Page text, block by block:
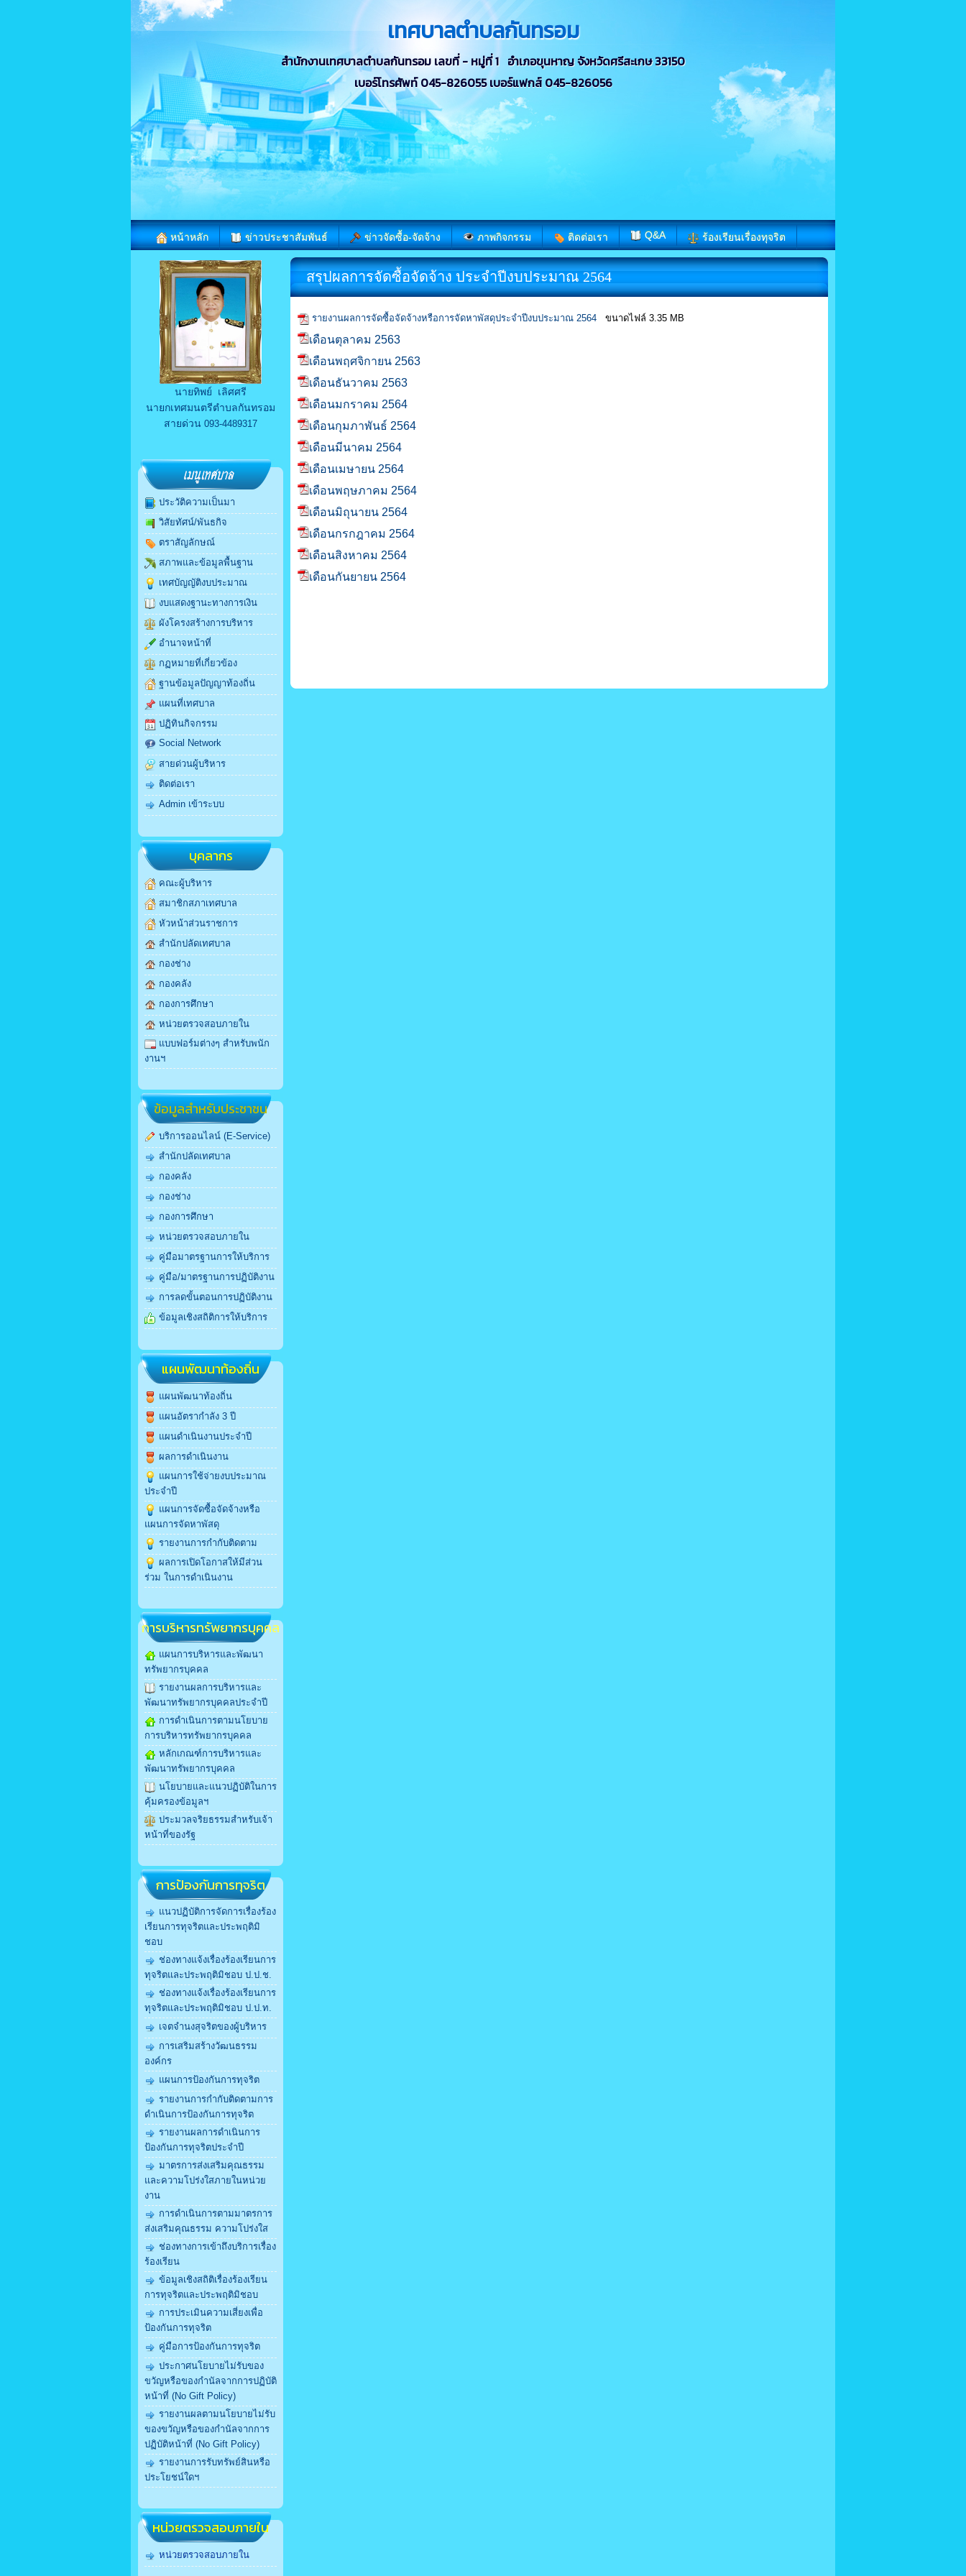
เทศบาลตำบลกันทรอม
สำนักงานเทศบาลตำบลกันทรอม เลขที่ - หมู่ที่ 1 อำเภอขุนหาญ จังหวัดศรีสะเกษ 33150
เบอร์โทรศัพท์ 045-826055 เบอร์แฟกส์ 045-826056
หน้าหลัก ข่าวประชาสัมพันธ์ ข่าวจัดซื้อ-จัดจ้าง ภาพกิจกรรม ติดต่อเรา Q&A ร้องเรียนเรื่องทุจริต
นายทิพย์ เลิศศรี
นายกเทศมนตรีตำบลกันทรอม
สายด่วน 093-4489317
ประวัติความเป็นมา
วิสัยทัศน์/พันธกิจ
ตราสัญลักษณ์
สภาพและข้อมูลพื้นฐาน
เทศบัญญัติงบประมาณ
งบแสดงฐานะทางการเงิน
ผังโครงสร้างการบริหาร
อำนาจหน้าที่
กฏหมายที่เกี่ยวข้อง
ฐานข้อมูลปัญญาท้องถิ่น
แผนที่เทศบาล
ปฏิทินกิจกรรม
Social Network
สายด่วนผู้บริหาร
ติดต่อเรา
Admin เข้าระบบ
บุคลากร
คณะผู้บริหาร
สมาชิกสภาเทศบาล
หัวหน้าส่วนราชการ
สำนักปลัดเทศบาล
กองช่าง
กองคลัง
กองการศึกษา
หน่วยตรวจสอบภายใน
แบบฟอร์มต่างๆ สำหรับพนัก
งานฯ
ข้อมูลสำหรับประชาชน
บริการออนไลน์ (E-Service)
สำนักปลัดเทศบาล
กองคลัง
กองช่าง
กองการศึกษา
หน่วยตรวจสอบภายใน
คู่มือมาตรฐานการให้บริการ
คู่มือ/มาตรฐานการปฏิบัติงาน
การลดขั้นตอนการปฏิบัติงาน
ข้อมูลเชิงสถิติการให้บริการ
แผนพัฒนาท้องถิ่น
แผนพัฒนาท้องถิ่น
แผนอัตรากำลัง 3 ปี
แผนดำเนินงานประจำปี
ผลการดำเนินงาน
แผนการใช้จ่ายงบประมาณ
ประจำปี
แผนการจัดซื้อจัดจ้างหรือ
แผนการจัดหาพัสดุ
รายงานการกำกับติดตาม
ผลการเปิดโอกาสให้มีส่วน
ร่วม ในการดำเนินงาน
การบริหารทรัพยากรบุคคล
แผนการบริหารและพัฒนา
ทรัพยากรบุคคล
รายงานผลการบริหารและ
พัฒนาทรัพยากรบุคคลประจำปี
การดำเนินการตามนโยบาย
การบริหารทรัพยากรบุคคล
หลักเกณฑ์การบริหารและ
พัฒนาทรัพยากรบุคคล
นโยบายและแนวปฏิบัติในการ
คุ้มครองข้อมูลฯ
ประมวลจริยธรรมสำหรับเจ้า
หน้าที่ของรัฐ
การป้องกันการทุจริต
แนวปฏิบัติการจัดการเรื่องร้อง
เรียนการทุจริตและประพฤติมิ
ชอบ
ช่องทางแจ้งเรื่องร้องเรียนการ
ทุจริตและประพฤติมิชอบ ป.ป.ช.
ช่องทางแจ้งเรื่องร้องเรียนการ
ทุจริตและประพฤติมิชอบ ป.ป.ท.
เจตจำนงสุจริตของผู้บริหาร
การเสริมสร้างวัฒนธรรม
องค์กร
แผนการป้องกันการทุจริต
รายงานการกำกับติดตามการ
ดำเนินการป้องกันการทุจริต
รายงานผลการดำเนินการ
ป้องกันการทุจริตประจำปี
มาตรการส่งเสริมคุณธรรม
และความโปร่งใสภายในหน่วย
งาน
การดำเนินการตามมาตรการ
ส่งเสริมคุณธรรม ความโปร่งใส
ช่องทางการเข้าถึงบริการเรื่อง
ร้องเรียน
ข้อมูลเชิงสถิติเรื่องร้องเรียน
การทุจริตและประพฤติมิชอบ
การประเมินความเสี่ยงเพื่อ
ป้องกันการทุจริต
คู่มือการป้องกันการทุจริต
ประกาศนโยบายไม่รับของ
ขวัญหรือของกำนัลจากการปฏิบัติ
หน้าที่ (No Gift Policy)
รายงานผลตามนโยบายไม่รับ
ของขวัญหรือของกำนัลจากการ
ปฏิบัติหน้าที่ (No Gift Policy)
รายงานการรับทรัพย์สินหรือ
ประโยชน์ใดฯ
หน่วยตรวจสอบภายใน
หน่วยตรวจสอบภายใน
สรุปผลการจัดซื้อจัดจ้าง ประจำปีงบประมาณ 2564
รายงานผลการจัดซื้อจัดจ้างหรือการจัดหาพัสดุประจำปีงบประมาณ 2564 ขนาดไฟล์ 3.35 MB
เดือนตุลาคม 2563
เดือนพฤศจิกายน 2563
เดือนธันวาคม 2563
เดือนมกราคม 2564
เดือนกุมภาพันธ์ 2564
เดือนมีนาคม 2564
เดือนเมษายน 2564
เดือนพฤษภาคม 2564
เดือนมิถุนายน 2564
เดือนกรกฎาคม 2564
เดือนสิงหาคม 2564
เดือนกันยายน 2564